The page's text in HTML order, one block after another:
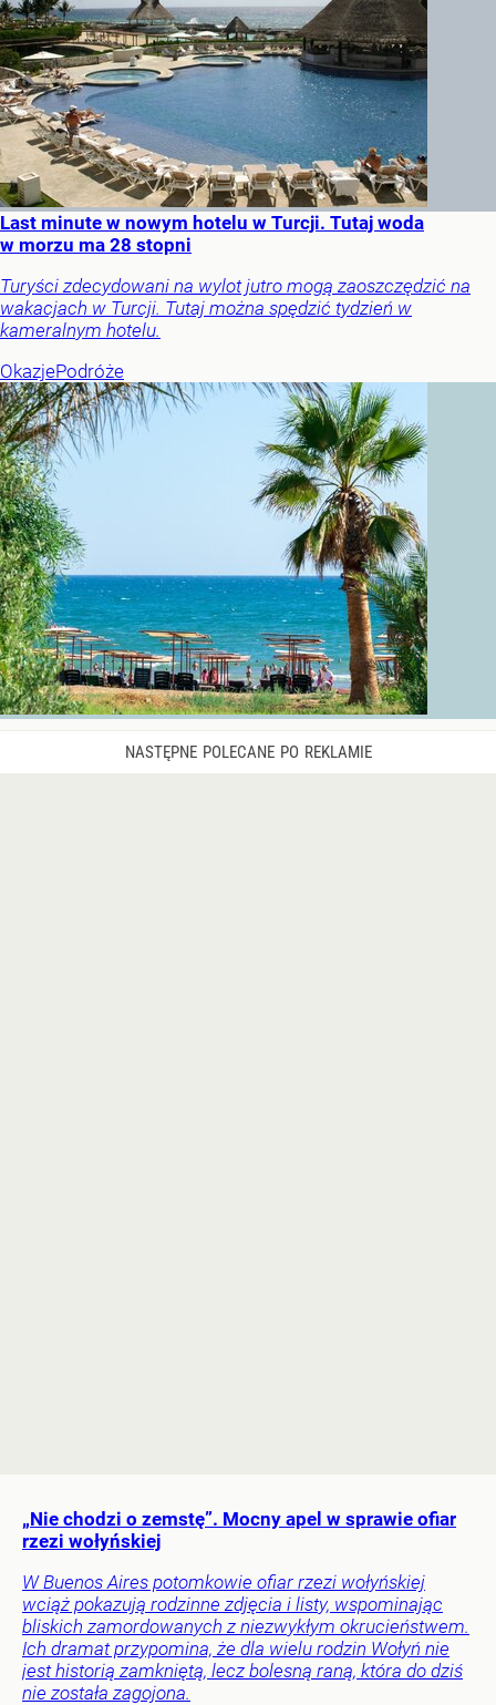
Last minute w nowym hotelu w Turcji. Tutaj woda
w morzu ma 28 stopni
Turyści zdecydowani na wylot jutro mogą zaoszczędzić na
wakacjach w Turcji. Tutaj można spędzić tydzień w
kameralnym hotelu.
OkazjePodróże
„Nie chodzi o zemstę”. Mocny apel w sprawie ofiar
rzezi wołyńskiej
W Buenos Aires potomkowie ofiar rzezi wołyńskiej
wciąż pokazują rodzinne zdjęcia i listy, wspominając
bliskich zamordowanych z niezwykłym okrucieństwem.
Ich dramat przypomina, że dla wielu rodzin Wołyń nie
jest historią zamkniętą, lecz bolesną raną, która do dziś
nie została zagojona.